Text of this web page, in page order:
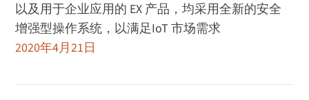
以及用于企业应用的 EX 产品，均采用全新的安全
增强型操作系统，以满足IoT 市场需求
2020年4月21日